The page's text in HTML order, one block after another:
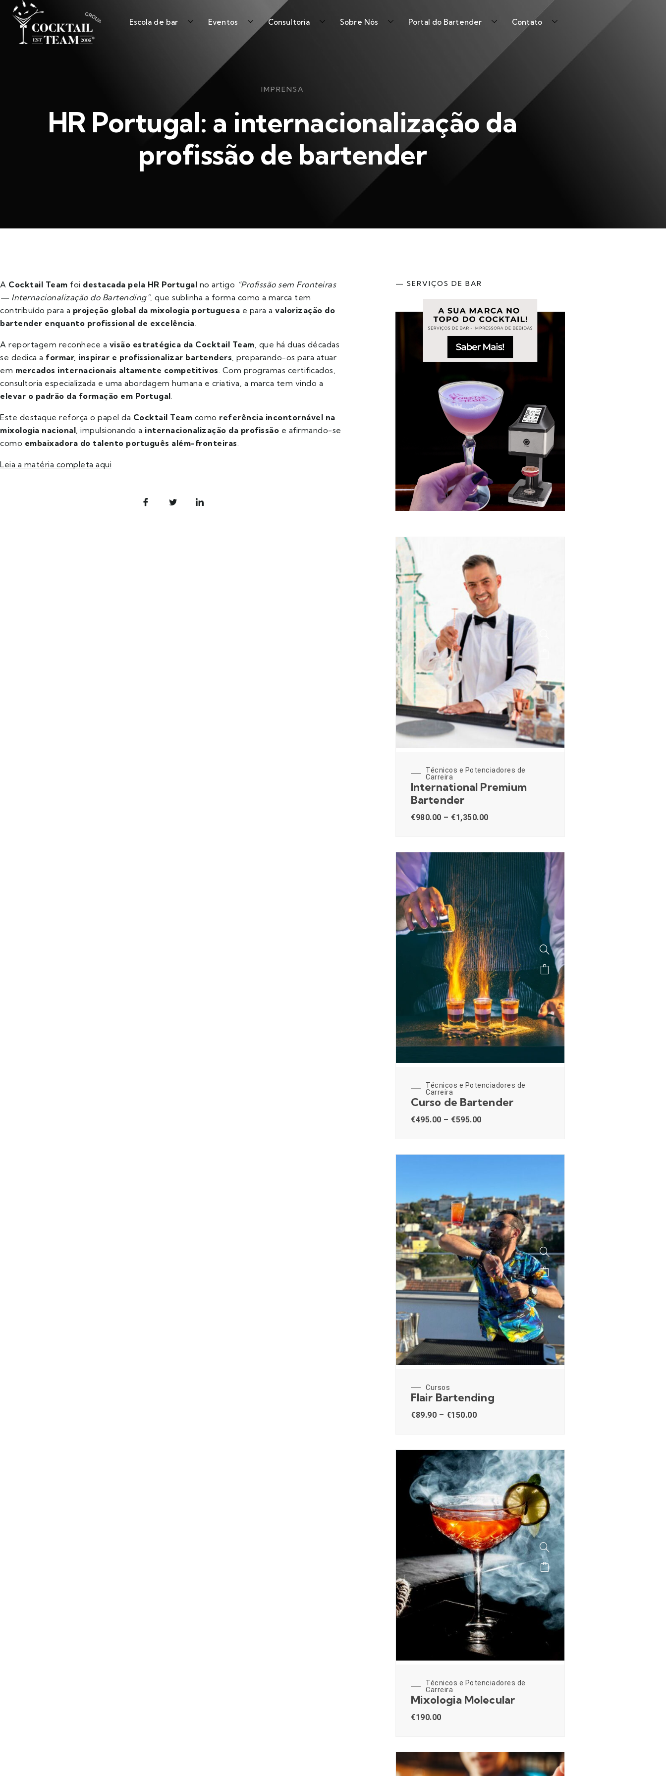
Escola de bar Eventos Consultoria Sobre Nós Portal do Bartender Contato
IMPRENSA
HR Portugal: a internacionalização da
profissão de bartender
A Cocktail Team foi destacada pela HR Portugal no artigo “Profissão sem Fronteiras
— Internacionalização do Bartending”, que sublinha a forma como a marca tem
contribuído para a projeção global da mixologia portuguesa e para a valorização do
bartender enquanto profissional de excelência.
A reportagem reconhece a visão estratégica da Cocktail Team, que há duas décadas
se dedica a formar, inspirar e profissionalizar bartenders, preparando-os para atuar
em mercados internacionais altamente competitivos. Com programas certificados,
consultoria especializada e uma abordagem humana e criativa, a marca tem vindo a
elevar o padrão da formação em Portugal.
Este destaque reforça o papel da Cocktail Team como referência incontornável na
mixologia nacional, impulsionando a internacionalização da profissão e afirmando-se
como embaixadora do talento português além-fronteiras.
Leia a matéria completa aqui
— SERVIÇOS DE BAR
Técnicos e Potenciadores de
Carreira
International Premium
Bartender
€980.00 – €1,350.00
Técnicos e Potenciadores de
Carreira
Curso de Bartender
€495.00 – €595.00
Cursos
Flair Bartending
€89.90 – €150.00
Técnicos e Potenciadores de
Carreira
Mixologia Molecular
€190.00